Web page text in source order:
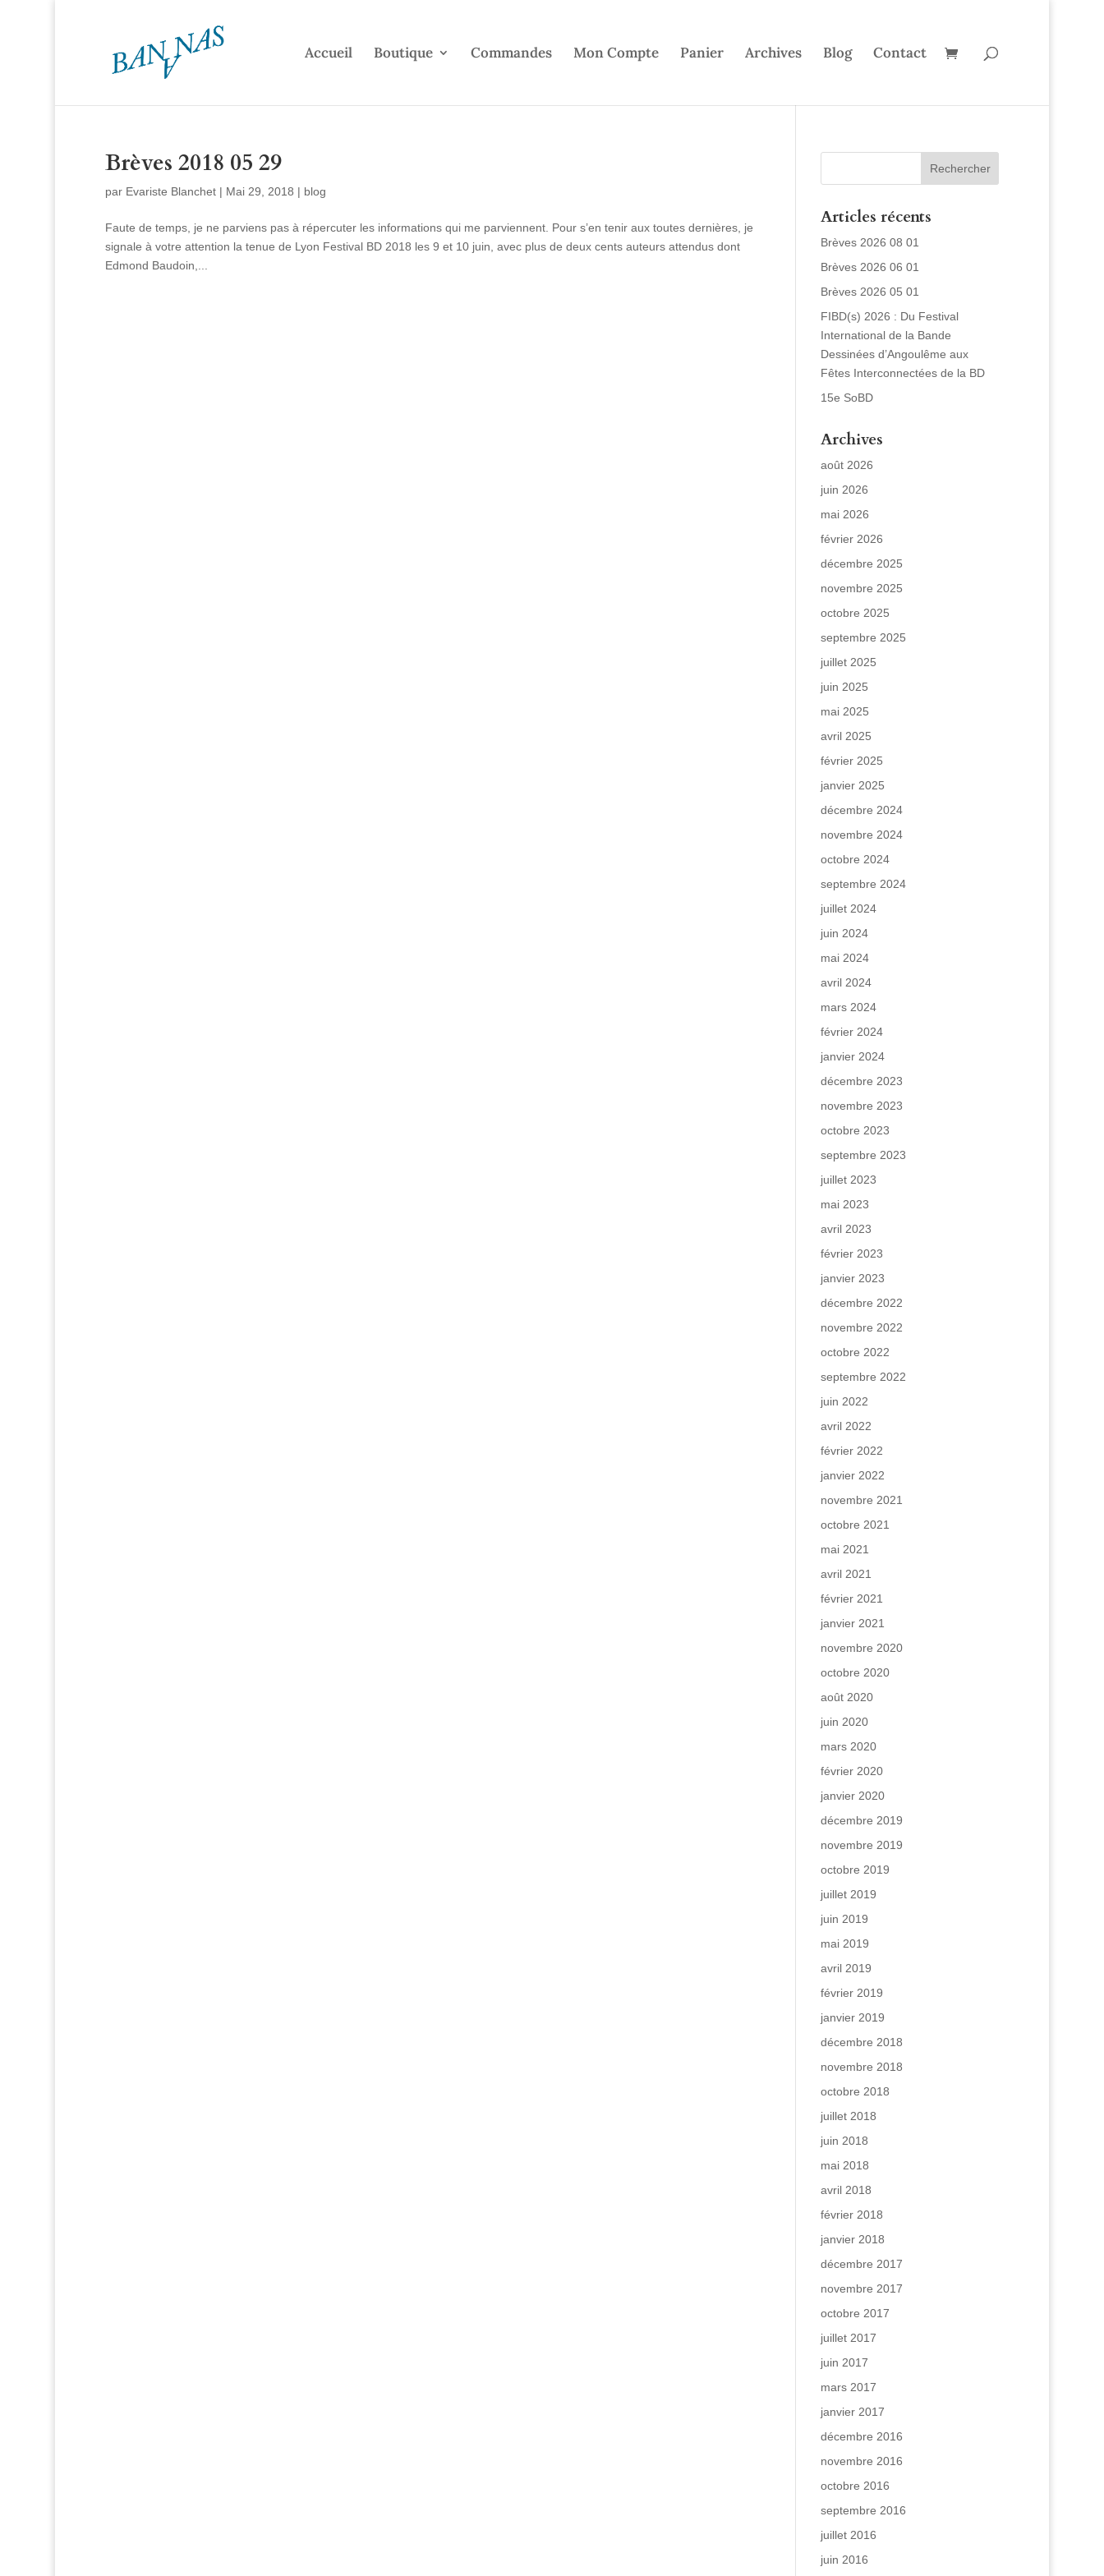
Accueil Boutique Commandes Mon Compte Panier Archives Blog Contact
Brèves 2018 05 29
par Evariste Blanchet| Mai 29, 2018 | blog
Faute de temps, je ne parviens pas à répercuter les informations qui me parviennent. Pour s’en tenir aux toutes dernières, je
signale à votre attention la tenue de Lyon Festival BD 2018 les 9 et 10 juin, avec plus de deux cents auteurs attendus dont
Edmond Baudoin,...
Articles récents
Brèves 2026 08 01
Brèves 2026 06 01
Brèves 2026 05 01
FIBD(s) 2026 : Du Festival
International de la Bande
Dessinées d’Angoulême aux
Fêtes Interconnectées de la BD
15e SoBD
Archives
août 2026
juin 2026
mai 2026
février 2026
décembre 2025
novembre 2025
octobre 2025
septembre 2025
juillet 2025
juin 2025
mai 2025
avril 2025
février 2025
janvier 2025
décembre 2024
novembre 2024
octobre 2024
septembre 2024
juillet 2024
juin 2024
mai 2024
avril 2024
mars 2024
février 2024
janvier 2024
décembre 2023
novembre 2023
octobre 2023
septembre 2023
juillet 2023
mai 2023
avril 2023
février 2023
janvier 2023
décembre 2022
novembre 2022
octobre 2022
septembre 2022
juin 2022
avril 2022
février 2022
janvier 2022
novembre 2021
octobre 2021
mai 2021
avril 2021
février 2021
janvier 2021
novembre 2020
octobre 2020
août 2020
juin 2020
mars 2020
février 2020
janvier 2020
décembre 2019
novembre 2019
octobre 2019
juillet 2019
juin 2019
mai 2019
avril 2019
février 2019
janvier 2019
décembre 2018
novembre 2018
octobre 2018
juillet 2018
juin 2018
mai 2018
avril 2018
février 2018
janvier 2018
décembre 2017
novembre 2017
octobre 2017
juillet 2017
juin 2017
mars 2017
janvier 2017
décembre 2016
novembre 2016
octobre 2016
septembre 2016
juillet 2016
juin 2016